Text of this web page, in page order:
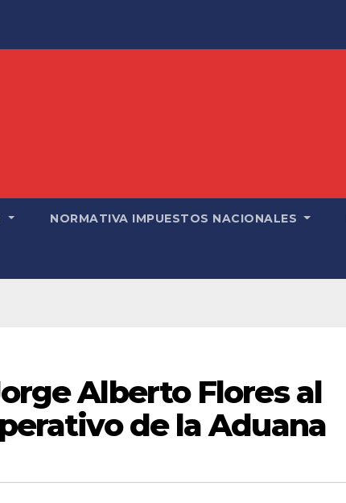
NORMATIVA IMPUESTOS NACIONALES
Alberto Flores al
de la Aduana